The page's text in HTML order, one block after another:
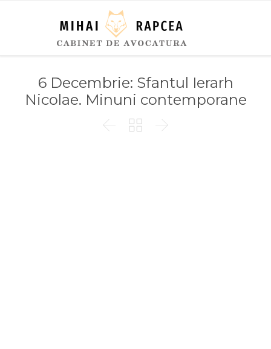
6 Decembrie: Sfantul Ierarh
Nicolae. Minuni contemporane
  